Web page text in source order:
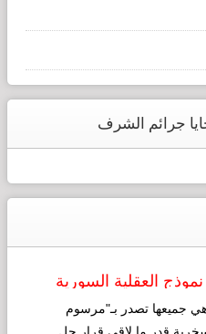
جرائم الشرف
العقلية السورية
جميعها تصدر بـ"مرسوم